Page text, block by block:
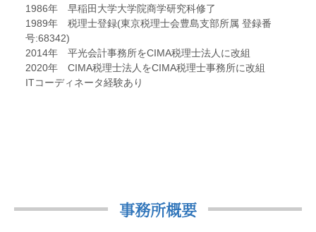
1986年 早稲田大学大学院商学研究科修了
1989年 税理士登録(東京税理士会豊島支部所属 登録番
号:68342)
2014年 平光会計事務所をCIMA税理士法人に改組
2020年 CIMA税理士法人をCIMA税理士事務所に改組
ITコーディネータ経験あり
事務所概要